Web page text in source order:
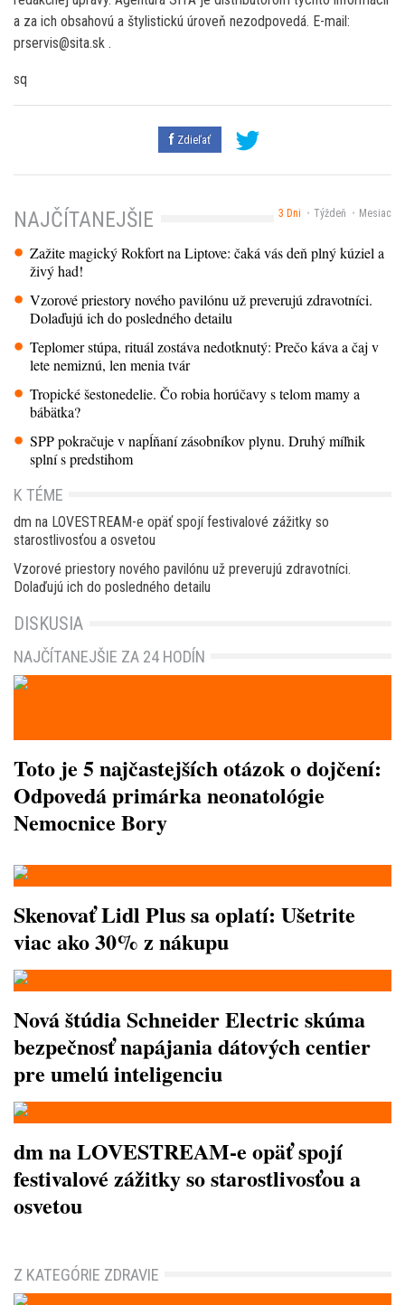
a za ich obsahovú a štylistickú úroveň nezodpovedá. E-mail:
prservis@sita.sk .
sq
Zdieľať
3 Dni Týždeň Mesiac
NAJČÍTANEJŠIE
Zažite magický Rokfort na Liptove: čaká vás deň plný kúziel a
živý had!
Vzorové priestory nového pavilónu už preverujú zdravotníci.
Dolaďujú ich do posledného detailu
Teplomer stúpa, rituál zostáva nedotknutý: Prečo káva a čaj v
lete nemiznú, len menia tvár
Tropické šestonedelie. Čo robia horúčavy s telom mamy a
bábätka?
SPP pokračuje v napĺňaní zásobníkov plynu. Druhý míľnik
splní s predstihom
K TÉME
dm na LOVESTREAM-e opäť spojí festivalové zážitky so
starostlivosťou a osvetou
Vzorové priestory nového pavilónu už preverujú zdravotníci.
Dolaďujú ich do posledného detailu
DISKUSIA
NAJČÍTANEJŠIE ZA 24 HODÍN
Toto je 5 najčastejších otázok o dojčení:
Odpovedá primárka neonatológie
Nemocnice Bory
Skenovať Lidl Plus sa oplatí: Ušetrite
viac ako 30% z nákupu
Nová štúdia Schneider Electric skúma
bezpečnosť napájania dátových centier
pre umelú inteligenciu
dm na LOVESTREAM-e opäť spojí
festivalové zážitky so starostlivosťou a
osvetou
Z KATEGÓRIE ZDRAVIE